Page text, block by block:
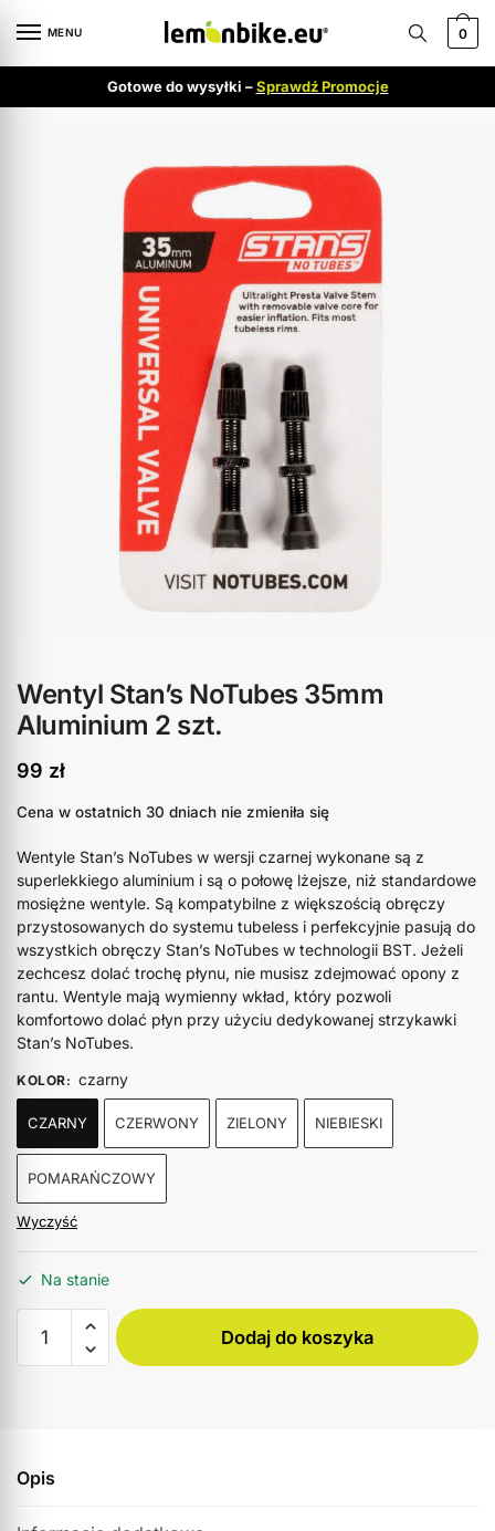
MENU 0
Gotowe do wysyłki –Sprawdź Promocje
Wentyl Stan’s NoTubes 35mm
Aluminium 2 szt.
99 zł
Cena w ostatnich 30 dniach nie zmieniła się
Wentyle Stan’s NoTubes w wersji czarnej wykonane są z
superlekkiego aluminium i są o połowę lżejsze, niż standardowe
mosiężne wentyle. Są kompatybilne z większością obręczy
przystosowanych do systemu tubeless i perfekcyjnie pasują do
wszystkich obręczy Stan’s NoTubes w technologii BST. Jeżeli
zechcesz dolać trochę płynu, nie musisz zdejmować opony z
rantu. Wentyle mają wymienny wkład, który pozwoli
komfortowo dolać płyn przy użyciu dedykowanej strzykawki
Stan’s NoTubes.
KOLOR: czarny
CZARNY CZERWONY ZIELONY NIEBIESKI
POMARAŃCZOWY
Wyczyść
Na stanie
Dodaj do koszyka
Opis